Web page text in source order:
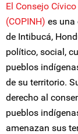
El Consejo
(COPINH) es una
de Intibucá,
político, social,
pueblos
de su territorio.
derecho al
pueblos
amenazan sus